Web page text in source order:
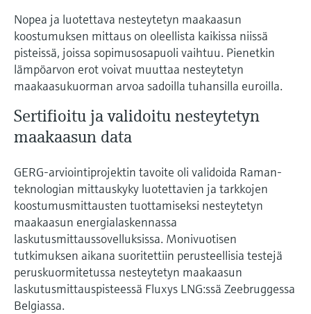
Nopea ja luotettava nesteytetyn maakaasun
koostumuksen mittaus on oleellista kaikissa niissä
pisteissä, joissa sopimusosapuoli vaihtuu. Pienetkin
lämpöarvon erot voivat muuttaa nesteytetyn
maakaasukuorman arvoa sadoilla tuhansilla euroilla.
Sertifioitu ja validoitu nesteytetyn
maakaasun data
GERG-arviointiprojektin tavoite oli validoida Raman-
teknologian mittauskyky luotettavien ja tarkkojen
koostumusmittausten tuottamiseksi nesteytetyn
maakaasun energialaskennassa
laskutusmittaussovelluksissa. Monivuotisen
tutkimuksen aikana suoritettiin perusteellisia testejä
peruskuormitetussa nesteytetyn maakaasun
laskutusmittauspisteessä Fluxys LNG:ssä Zeebruggessa
Belgiassa.